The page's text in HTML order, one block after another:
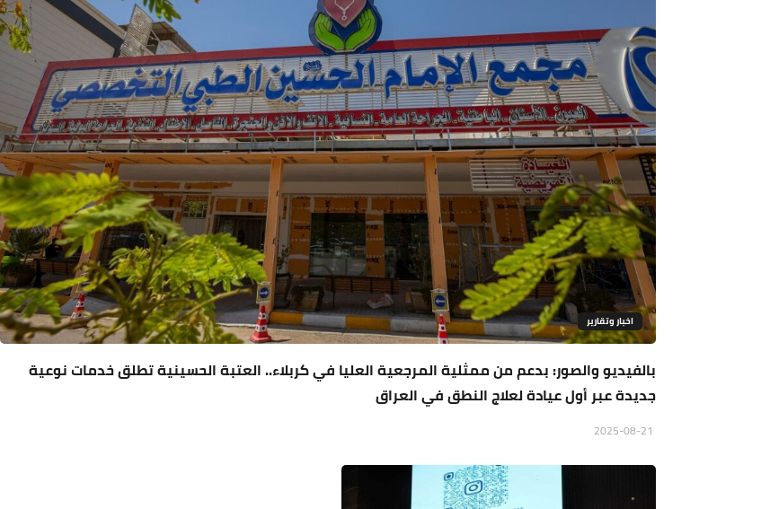
اخبار وتقارير
بالفيديو والصور: بدعم من ممثلية المرجعية العليا في كربلاء.. العتبة الحسينية تطلق خدمات نوعية
جديدة عبر أول عيادة لعلاج النطق في العراق